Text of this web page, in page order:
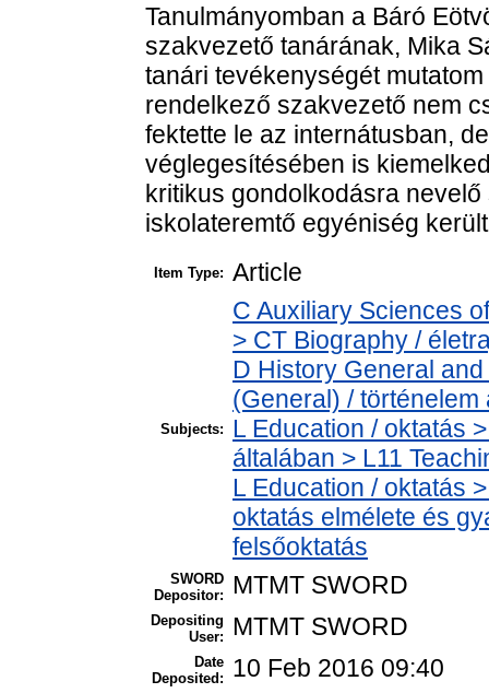
Tanulmányomban a Báró
szakvezető tanárának, Mika
tanári tevékenységét
rendelkező szakvezető nem
fektette le az internátusban,
véglegesítésében is
kritikus gondolkodásra
iskolateremtő egyéniség
Item Type: Article
Subjects:
C Auxiliary Sciences
> CT Biography /
D History General
(General) / történelem
L Education / oktatás
általában > L11
L Education / oktatás
oktatás elmélete és
felsőoktatás
SWORD
Depositor:
MTMT SWORD
Depositing
User:
MTMT SWORD
Date
Deposited:
10 Feb 2016 09:40